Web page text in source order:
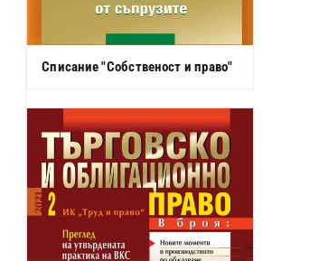
Списание "Собственост и право"